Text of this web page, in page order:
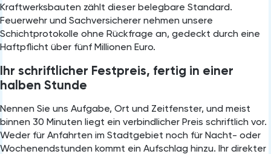
Kraftwerksbauten zählt dieser belegbare Standard.
Feuerwehr und Sachversicherer nehmen unsere
Schichtprotokolle ohne Rückfrage an, gedeckt durch eine
Haftpflicht über fünf Millionen Euro.
Ihr schriftlicher Festpreis, fertig in einer
halben Stunde
Nennen Sie uns Aufgabe, Ort und Zeitfenster, und meist
binnen 30 Minuten liegt ein verbindlicher Preis schriftlich vor.
Weder für Anfahrten im Stadtgebiet noch für Nacht- oder
Wochenendstunden kommt ein Aufschlag hinzu. Ihr direkter